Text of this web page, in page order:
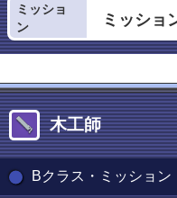
ミッショ
ン
木工師
Bクラス・ミッション